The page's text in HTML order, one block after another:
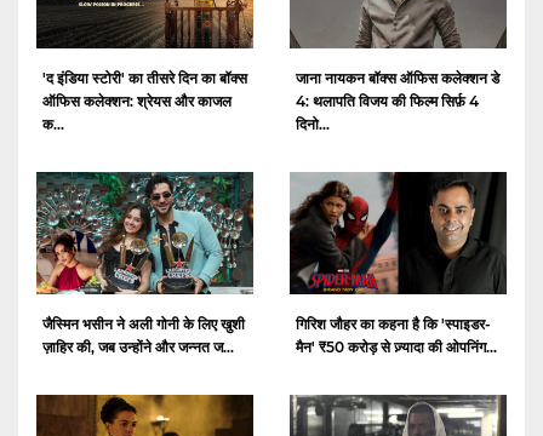
'द इंडिया स्टोरी' का तीसरे दिन का बॉक्स
ऑफिस कलेक्शन: श्रेयस और काजल
क...
जाना नायकन बॉक्स ऑफिस कलेक्शन डे
4: थलापति विजय की फिल्म सिर्फ़ 4
दिनो...
जैस्मिन भसीन ने अली गोनी के लिए खुशी
ज़ाहिर की, जब उन्होंने और जन्नत ज...
गिरिश जौहर का कहना है कि 'स्पाइडर-
मैन' ₹50 करोड़ से ज़्यादा की ओपनिंग...